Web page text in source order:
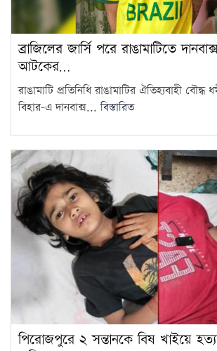
ব্রাজিলের জার্সি পরে রাঙামাটিতে
আটকের…
রাঙামাটি প্রতিনিধি রাঙামাটির ঐতিহ্যবাহী বৌদ্ধ
বিহার-এ দানবাক্স...বিস্তারিত
পিরোজপুরে ২ সন্তানকে বিষ খাইয়ে